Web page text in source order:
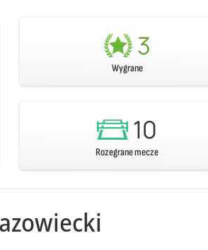
3
Wygrane
10
Rozegrane mecze